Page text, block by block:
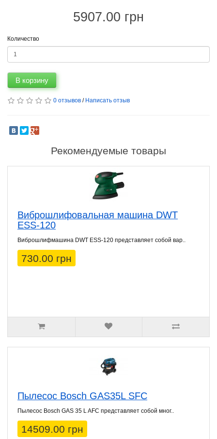
5907.00 грн
Количество
В корзину
0 отзывов / Написать отзыв
Рекомендуемые товары
Виброшлифовальная машина DWT
ESS-120
Виброшлифмашина DWT ESS-120 представляет собой вар..
730.00 грн
Пылесос Bosch GAS35L SFC
Пылесос Bosch GAS 35 L AFC представляет собой мног..
14509.00 грн